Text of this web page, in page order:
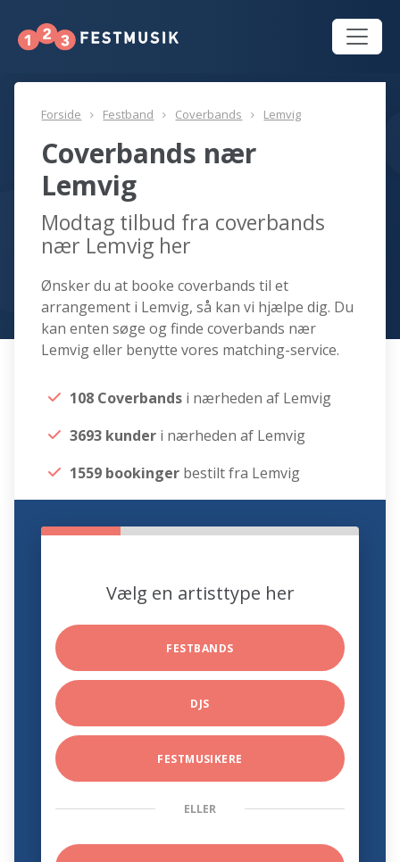
Forside Festband Coverbands Lemvig
Coverbands nær
Lemvig
Modtag tilbud fra coverbands
nær Lemvig her
Ønsker du at booke coverbands til et
arrangement i Lemvig, så kan vi hjælpe dig. Du
kan enten søge og finde coverbands nær
Lemvig eller benytte vores matching-service.
108 Coverbands i nærheden af Lemvig
3693 kunder i nærheden af Lemvig
1559 bookinger bestilt fra Lemvig
Vælg en artisttype her
FESTBANDS
DJS
FESTMUSIKERE
ELLER